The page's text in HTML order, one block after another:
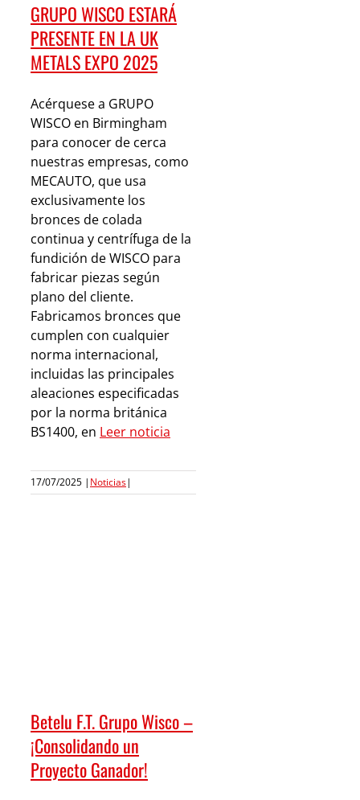
GRUPO WISCO ESTARÁ
PRESENTE EN LA UK
METALS EXPO 2025
Acérquese a GRUPO
WISCO en Birmingham
para conocer de cerca
nuestras empresas, como
MECAUTO, que usa
exclusivamente los
bronces de colada
continua y centrífuga de la
fundición de WISCO para
fabricar piezas según
plano del cliente.
Fabricamos bronces que
cumplen con cualquier
norma internacional,
incluidas las principales
aleaciones especificadas
por la norma británica
BS1400, en Leer noticia
17/07/2025 | Noticias|
Betelu F.T. Grupo Wisco –
¡Consolidando un
Proyecto Ganador!